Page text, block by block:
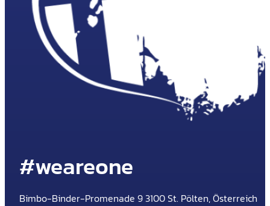
#weareone
Bimbo-Binder-Promenade 9 3100 St. Pölten, Österreich